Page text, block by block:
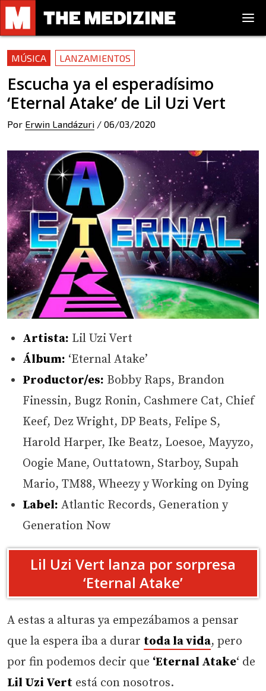
MÚSICA LANZAMIENTOS
Escucha ya el esperadísimo
‘Eternal Atake’ de Lil Uzi Vert
Por Erwin Landázuri / 06/03/2020
Artista: Lil Uzi Vert
Álbum: ‘Eternal Atake’
Productor/es: Bobby Raps, Brandon
Finessin, Bugz Ronin, Cashmere Cat, Chief
Keef, Dez Wright, DP Beats, Felipe S,
Harold Harper, Ike Beatz, Loesoe, Mayyzo,
Oogie Mane, Outtatown, Starboy, Supah
Mario, TM88, Wheezy y Working on Dying
Label: Atlantic Records, Generation y
Generation Now
Lil Uzi Vert lanza por sorpresa
‘Eternal Atake’
A estas a alturas ya empezábamos a pensar
que la espera iba a durar toda la vida, pero
por fin podemos decir que ‘Eternal Atake‘ de
Lil Uzi Vert está con nosotros.